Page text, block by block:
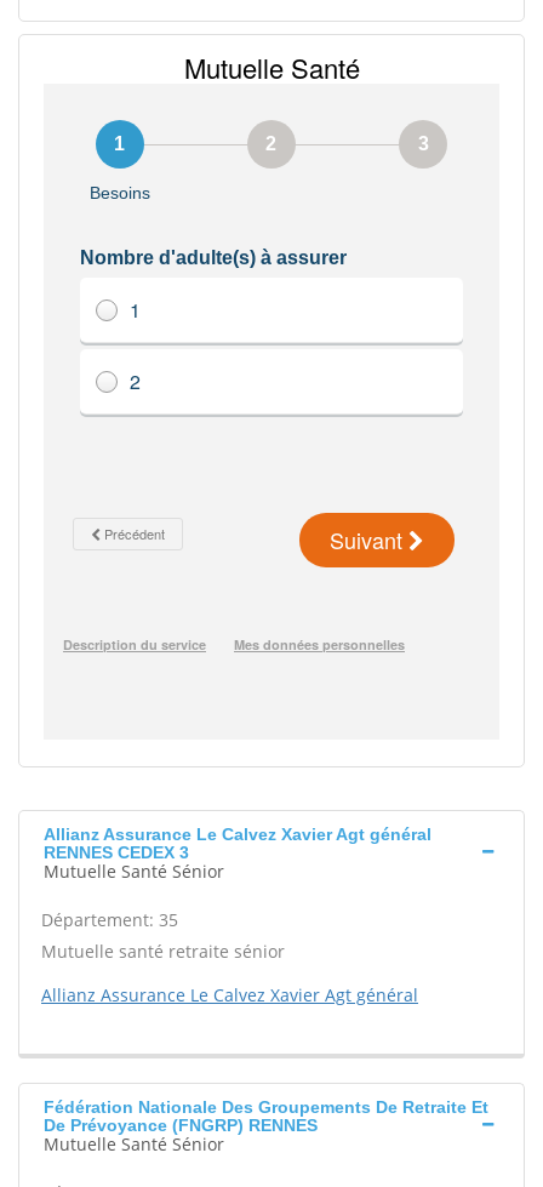
Allianz Assurance Le Calvez Xavier Agt général
RENNES CEDEX 3
Mutuelle Santé Sénior
Département: 35
Mutuelle santé retraite sénior
Allianz Assurance Le Calvez Xavier Agt général
Fédération Nationale Des Groupements De Retraite Et
De Prévoyance (FNGRP) RENNES
Mutuelle Santé Sénior